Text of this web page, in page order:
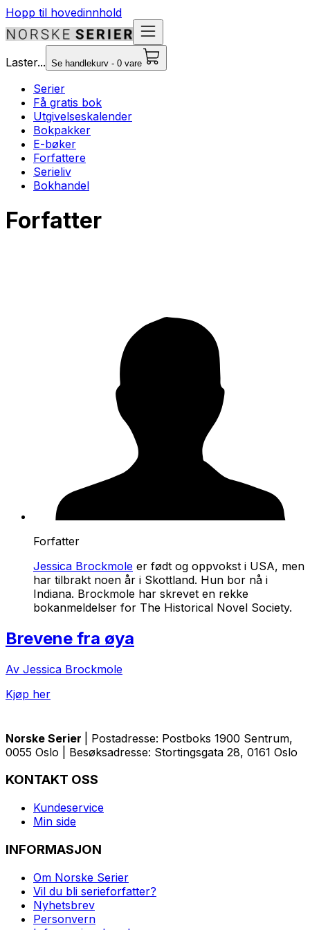
Hopp til hovedinnhold
Laster... Se handlekurv - 0 vare
Serier
Få gratis bok
Utgivelseskalender
Bokpakker
E-bøker
Forfattere
Serieliv
Bokhandel
Forfatter
Forfatter
Jessica Brockmole er født og oppvokst i USA, men
har tilbrakt noen år i Skottland. Hun bor nå i
Indiana. Brockmole har skrevet en rekke
bokanmeldelser for The Historical Novel Society.
Brevene fra øya
Av Jessica Brockmole
Kjøp her
Norske Serier
| Postadresse: Postboks 1900 Sentrum,
0055 Oslo | Besøksadresse: Stortingsgata 28, 0161 Oslo
KONTAKT OSS
Kundeservice
Min side
INFORMASJON
Om Norske Serier
Vil du bli serieforfatter?
Nyhetsbrev
Personvern